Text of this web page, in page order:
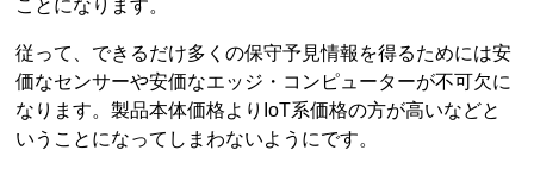
ことになります。
従って、できるだけ多くの保守予見情報を得るためには安
価なセンサーや安価なエッジ・コンピューターが不可欠に
なります。製品本体価格よりIoT系価格の方が高いなどと
いうことになってしまわないようにです。